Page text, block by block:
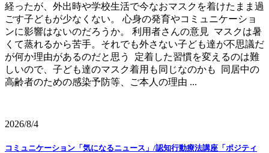
経ったが、外出時や学校生活で今なおマスクを着けたまま過
ごす子どもが少なくない。 心身の発育やコミュニケーショ
ンに影響はないのだろうか。 利用者さんの意見 マスクは暑
くて蒸れるから苦手。それでも外さない子ども達が不思議だ
が何か理由があるのだと思う 定着した習慣を変えるのは難
しいので、子ども達のマスク着用も同じなのかも 同居中の
高齢者のための感染予防等、ご本人の理由 ...
2026/8/4
コミュニケーション「気になるニュース」/認知行動療法講座「ポジティ